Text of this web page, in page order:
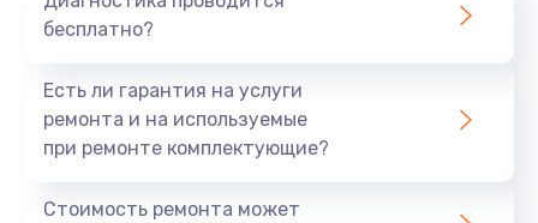
бесплатно?
Есть ли гарантия на услуги
ремонта и на используемые
при ремонте комплектующие?
Стоимость ремонта может